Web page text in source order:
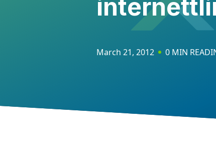
March 21, 2012 0 MIN